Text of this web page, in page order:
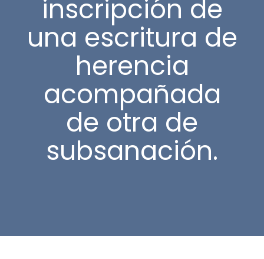
inscripción de
una escritura de
herencia
acompañada
de otra de
subsanación.